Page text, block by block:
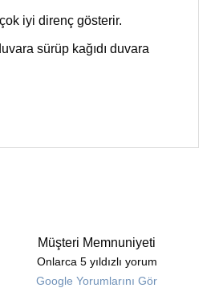
iyi direnç gösterir.
sürüp kağıdı duvara
Müşteri Memnuniyeti
Onlarca 5 yıldızlı yorum
Google Yorumlarını Gör